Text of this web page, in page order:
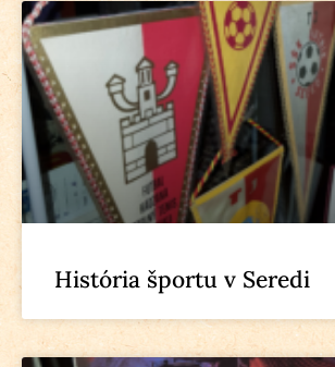
História športu v Seredi